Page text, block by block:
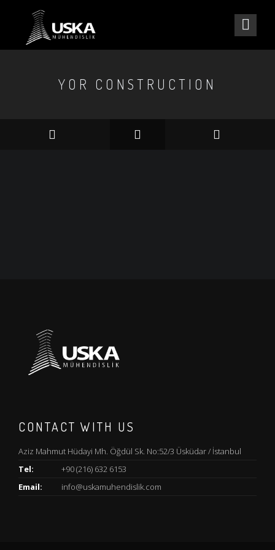
YOR CONSTRUCTION
CONTACT WITH US
Aziz Mahmut Hüdayi Mh. Öğdül Sk. No:52/3 Üsküdar / İstanbul
Tel:
+90 (216) 632 6153
Email:
info@uskamuhendislik.com